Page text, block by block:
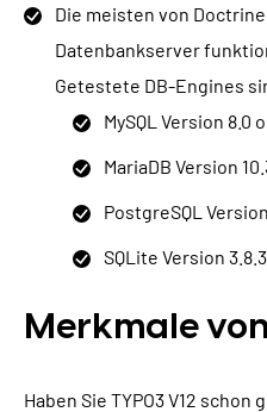
Die meisten von
Datenbankserver
Getestete DB-Engines
MySQL Version 8.0
MariaDB Version
PostgreSQL
SQLite Version
Merkmale von
Haben Sie TYPO3 V12